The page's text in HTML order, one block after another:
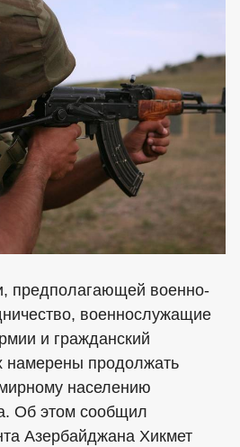
предполагающей военно-
военнослужащие
и гражданский
намерены продолжать
населению
Об этом сообщил
Азербайджана Хикмет